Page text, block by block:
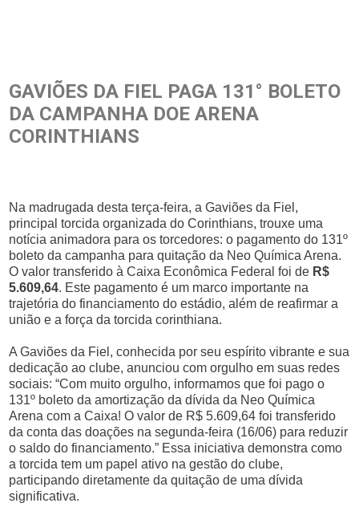
GAVIÕES DA FIEL PAGA 131° BOLETO
DA CAMPANHA DOE ARENA
CORINTHIANS
Na madrugada desta terça-feira, a Gaviões da Fiel,
principal torcida organizada do Corinthians, trouxe uma
notícia animadora para os torcedores: o pagamento do 131º
boleto da campanha para quitação da Neo Química Arena.
O valor transferido à Caixa Econômica Federal foi de R$
5.609,64. Este pagamento é um marco importante na
trajetória do financiamento do estádio, além de reafirmar a
união e a força da torcida corinthiana.
A Gaviões da Fiel, conhecida por seu espírito vibrante e sua
dedicação ao clube, anunciou com orgulho em suas redes
sociais: “Com muito orgulho, informamos que foi pago o
131º boleto da amortização da dívida da Neo Química
Arena com a Caixa! O valor de R$ 5.609,64 foi transferido
da conta das doações na segunda-feira (16/06) para reduzir
o saldo do financiamento.” Essa iniciativa demonstra como
a torcida tem um papel ativo na gestão do clube,
participando diretamente da quitação de uma dívida
significativa.